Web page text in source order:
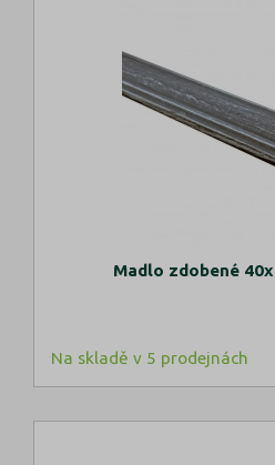
Madlo zdobené
Na skladě v 5 prodejnách